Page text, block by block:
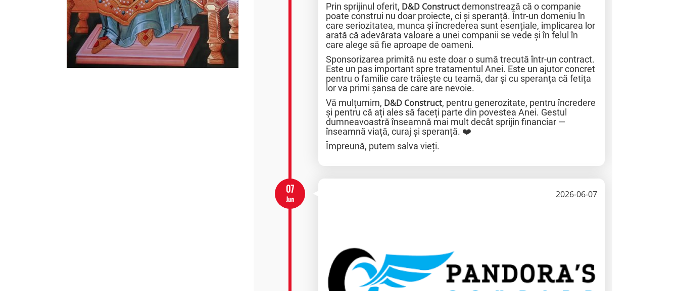
Prin sprijinul oferit, D&D Constructdemonstrează că o companie
poate construi nu doar proiecte, ci și speranță. Într-un domeniu în
care seriozitatea, munca și încrederea sunt esențiale, implicarea lor
arată că adevărata valoare a unei companii se vede și în felul în
care alege să fie aproape de oameni.
Sponsorizarea primită nu este doar o sumă trecută într-un contract.
Este un pas important spre tratamentul Anei. Este un ajutor concret
pentru o familie care trăiește cu teamă, dar și cu speranța că fetița
lor va primi șansa de care are nevoie.
Vă mulțumim, D&D Construct, pentru generozitate, pentru încredere
și pentru că ați ales să faceți parte din povestea Anei. Gestul
dumneavoastră înseamnă mai mult decât sprijin financiar —
înseamnă viață, curaj și speranță. ❤️
Împreună, putem salva vieți.
07
Jun 2026-06-07